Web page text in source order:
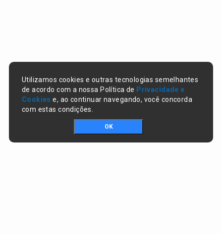
Utilizamos cookies e outras tecnologias semelhantes
de acordo com a nossa Política de Privacidade e
Cookies e, ao continuar navegando, você concorda
com estas condições.
OK